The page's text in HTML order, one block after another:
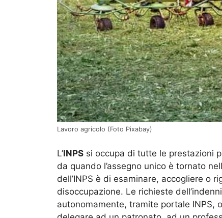
Lavoro agricolo (Foto Pixabay)
L’INPS si occupa di tutte le prestazioni
da quando l’assegno unico è tornato
dell’INPS è di esaminare, accogliere o
disoccupazione. Le richieste
autonomamente, tramite portale INPS,